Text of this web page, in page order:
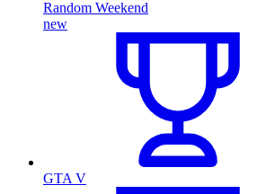
Random Weekend
new
GTA V